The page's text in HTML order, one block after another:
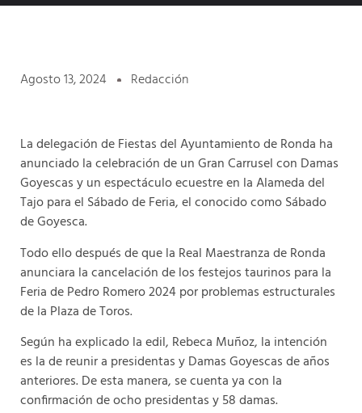
Agosto 13, 2024 Redacción
La delegación de Fiestas del Ayuntamiento de Ronda ha
anunciado la celebración de un Gran Carrusel con Damas
Goyescas y un espectáculo ecuestre en la Alameda del
Tajo para el Sábado de Feria, el conocido como Sábado
de Goyesca.
Todo ello después de que la Real Maestranza de Ronda
anunciara la cancelación de los festejos taurinos para la
Feria de Pedro Romero 2024 por problemas estructurales
de la Plaza de Toros.
Según ha explicado la edil, Rebeca Muñoz, la intención
es la de reunir a presidentas y Damas Goyescas de años
anteriores. De esta manera, se cuenta ya con la
confirmación de ocho presidentas y 58 damas.